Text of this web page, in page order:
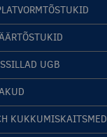
UGB
KUKKUMISKAITSMED